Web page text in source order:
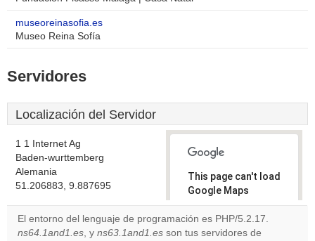
museoreinasofia.es
Museo Reina Sofía
Servidores
Localización del Servidor
1 1 Internet Ag
Baden-wurttemberg
Alemania
51.206883, 9.887695
This page can't load
Google Maps
correctly.
Do you
El entorno del lenguaje de programación es PHP/5.2.17.
ns64.1and1.es, y ns63.1and1.es son tus servidores de